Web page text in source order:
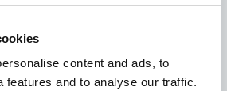
content and ads, to
features and to analyse our traffic.